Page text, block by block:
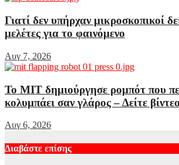
Γιατί δεν υπήρχαν μικροσκοπικοί
μελέτες για το φαινόμενο
Αυγ 7, 2026
Το MIT δημιούργησε ρομπότ που
κολυμπάει σαν γλάρος – Δείτε βίντεο
Αυγ 6, 2026
Διαβάστε επίσης